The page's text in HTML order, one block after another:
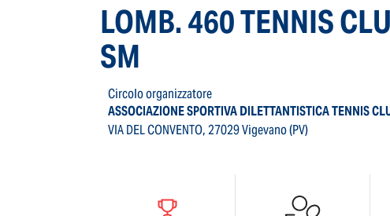
LOMB. 460 TENNIS
SM
Circolo organizzatore
ASSOCIAZIONE SPORTIVA DILETTANTISTICA TENNIS
VIA DEL CONVENTO, 27029 Vigevano (PV)